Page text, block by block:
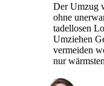
Der Umzug
ohne
tadellosen
Umziehen
vermeiden
nur